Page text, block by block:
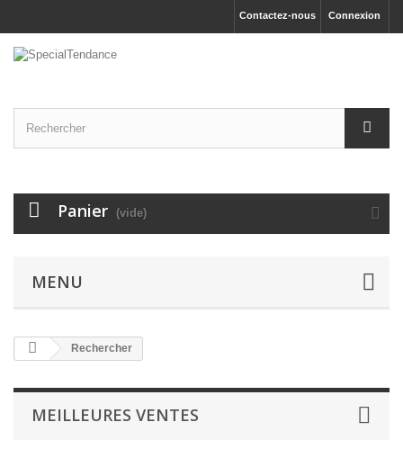
Connexion
Contactez-nous
Panier (vide)
MENU
Rechercher
MEILLEURES VENTES